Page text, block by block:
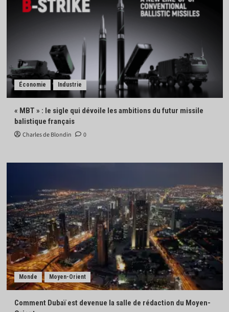
Économie Industrie
« MBT » : le sigle qui dévoile les ambitions du futur missile
balistique français
Charles de Blondin 0
Monde Moyen-Orient
Comment Dubaï est devenue la salle de rédaction du Moyen-